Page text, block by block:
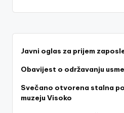
Javni oglas za prijem
Obavijest o održavanju
Svečano otvorena stalna
muzeju Visoko